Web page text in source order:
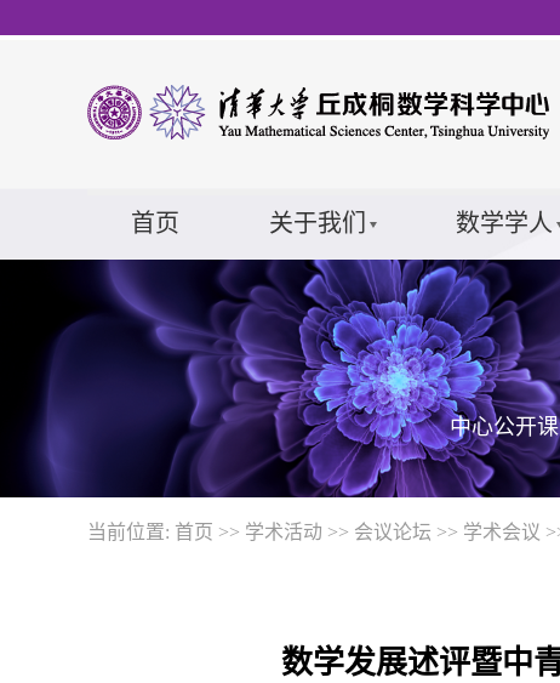
首页 关于我们 数学学人
中心公开课
当前位置: 首页 >> 学术活动 >> 会议论坛 >> 学术会议
数学发展述评暨中